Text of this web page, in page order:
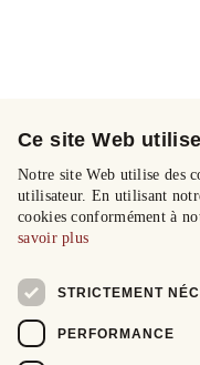
Ce site Web
Notre site Web utilise des
utilisateur. En utilisant
cookies conformément à
savoir plus
STRICTEMENT
PERFORMANCE